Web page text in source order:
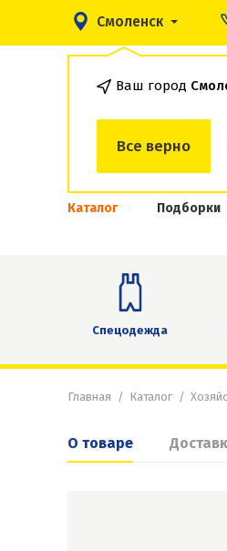
Смоленск
Ваш город
Все верно
Каталог Подборки
Спецодежда
Главная Каталог
О товаре